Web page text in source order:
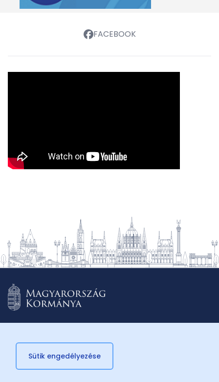
FACEBOOK
© 2026 Külügyminisztérium
Sütik engedélyezése